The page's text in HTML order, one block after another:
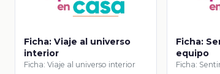
Ficha: Viaje al universo
interior
Ficha: Viaje al universo interior
Ficha:
equipo
Ficha: